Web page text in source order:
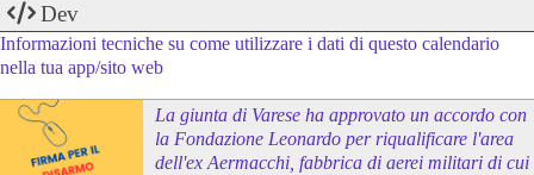
Dev
Informazioni tecniche su come utilizzare i dati di questo calendario
nella tua app/sito web
La giunta di Varese ha approvato un accordo con
la Fondazione Leonardo per riqualificare l'area
dell'ex Aermacchi, fabbrica di aerei militari di cui